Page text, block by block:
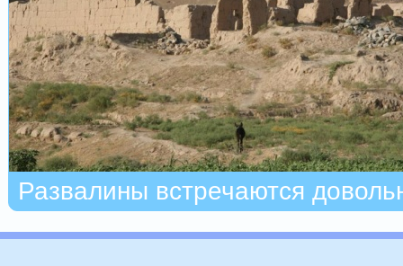
Развалины встречаются